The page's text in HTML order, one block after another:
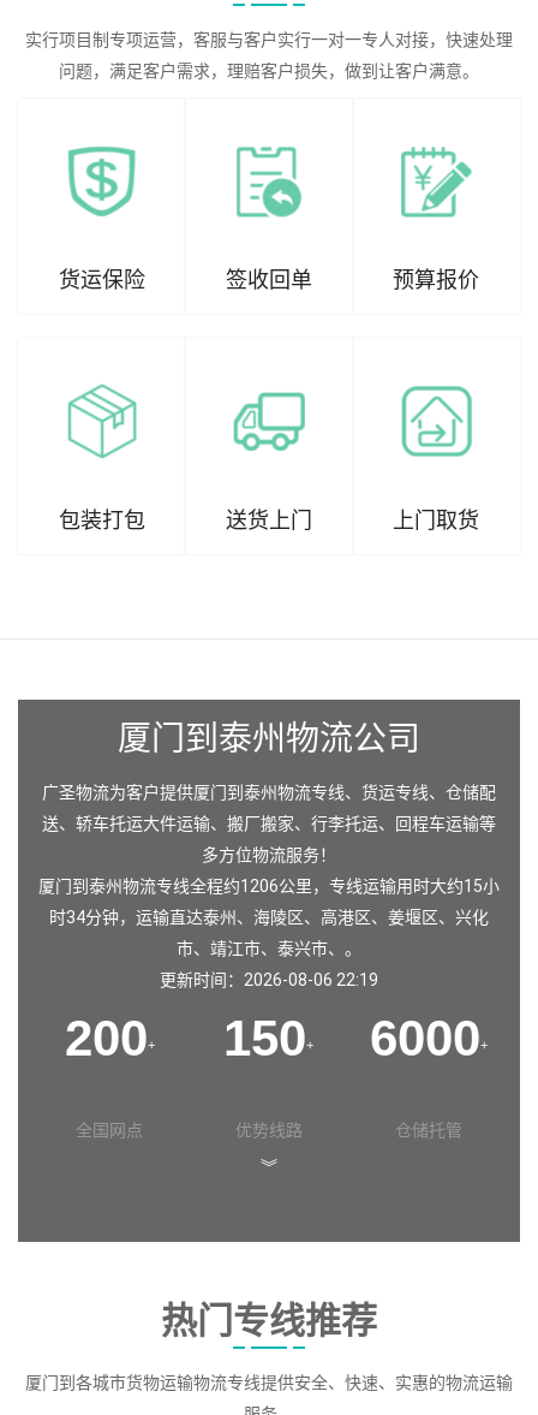
实行项目制专项运营，客服与客户实行一对一专人对接，快速处理
问题，满足客户需求，理赔客户损失，做到让客户满意。
货运保险 签收回单 预算报价
包装打包 送货上门 上门取货
厦门到泰州物流公司
广圣物流为客户提供厦门到泰州物流专线、货运专线、仓储配
送、轿车托运大件运输、搬厂搬家、行李托运、回程车运输等
多方位物流服务！
厦门到泰州物流专线全程约1206公里，专线运输用时大约15小
时34分钟，运输直达泰州 、 海陵区、 高港区、 姜堰区、 兴化
市、 靖江市、 泰兴市、。
更新时间：2026-08-06 22:19
200+
全国网点
150+
优势线路
6000+
仓储托管
︾
热门专线推荐
厦门到各城市货物运输物流专线提供安全、快速、实惠的物流运输